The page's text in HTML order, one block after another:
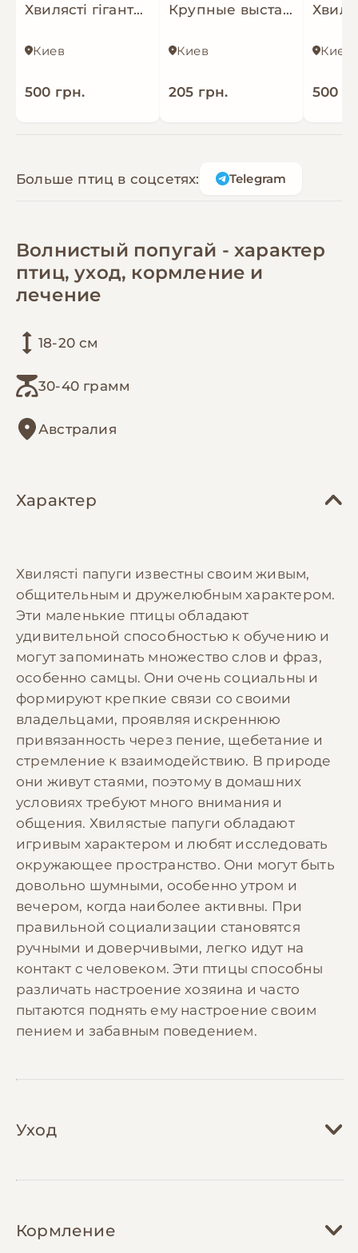
Хвилясті гіганти виставкові папуги
Киев
500 грн.
Крупные выставочные попуги, клетки, корма
Киев
205 грн.
Киев
500
Больше птиц в соцсетях: Telegram
Волнистый попугай - характер
птиц, уход, кормление и
лечение
18-20 см
30-40 грамм
Австралия
Характер
Хвилясті папуги известны своим живым,
общительным и дружелюбным характером.
Эти маленькие птицы обладают
удивительной способностью к обучению и
могут запоминать множество слов и фраз,
особенно самцы. Они очень социальны и
формируют крепкие связи со своими
владельцами, проявляя искреннюю
привязанность через пение, щебетание и
стремление к взаимодействию. В природе
они живут стаями, поэтому в домашних
условиях требуют много внимания и
общения. Хвилястые папуги обладают
игривым характером и любят исследовать
окружающее пространство. Они могут быть
довольно шумными, особенно утром и
вечером, когда наиболее активны. При
правильной социализации становятся
ручными и доверчивыми, легко идут на
контакт с человеком. Эти птицы способны
различать настроение хозяина и часто
пытаются поднять ему настроение своим
пением и забавным поведением.
Уход
создания комфортной и безопасной среды
обитания. Клетка должна быть достаточно
Кормление